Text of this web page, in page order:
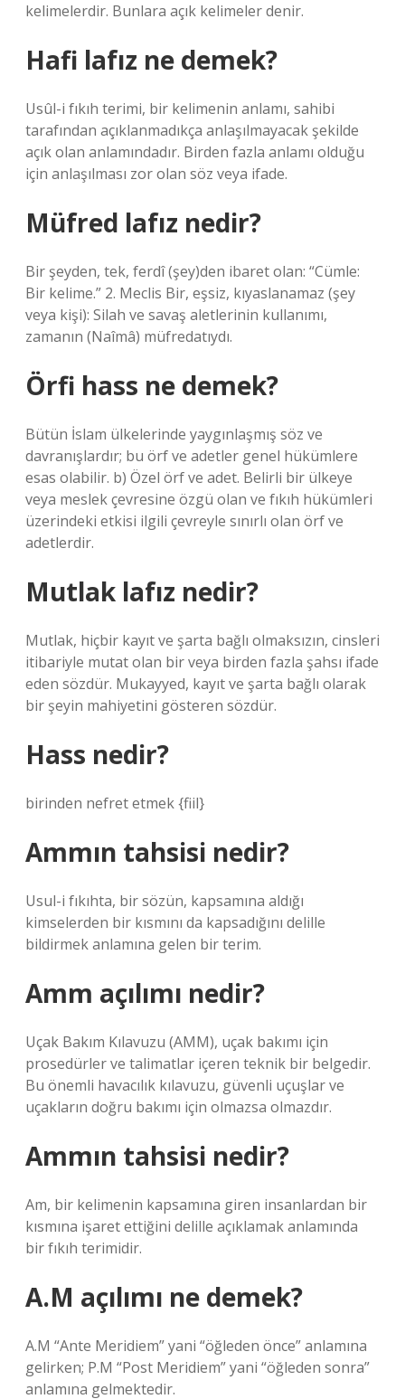
kelimelerdir. Bunlara açık kelimeler denir.
Hafi lafız ne demek?
Usûl-i fıkıh terimi, bir kelimenin anlamı, sahibi
tarafından açıklanmadıkça anlaşılmayacak şekilde
açık olan anlamındadır. Birden fazla anlamı olduğu
için anlaşılması zor olan söz veya ifade.
Müfred lafız nedir?
Bir şeyden, tek, ferdî (şey)den ibaret olan: “Cümle:
Bir kelime.” 2. Meclis Bir, eşsiz, kıyaslanamaz (şey
veya kişi): Silah ve savaş aletlerinin kullanımı,
zamanın (Naîmâ) müfredatıydı.
Örfi hass ne demek?
Bütün İslam ülkelerinde yaygınlaşmış söz ve
davranışlardır; bu örf ve adetler genel hükümlere
esas olabilir. b) Özel örf ve adet. Belirli bir ülkeye
veya meslek çevresine özgü olan ve fıkıh hükümleri
üzerindeki etkisi ilgili çevreyle sınırlı olan örf ve
adetlerdir.
Mutlak lafız nedir?
Mutlak, hiçbir kayıt ve şarta bağlı olmaksızın, cinsleri
itibariyle mutat olan bir veya birden fazla şahsı ifade
eden sözdür. Mukayyed, kayıt ve şarta bağlı olarak
bir şeyin mahiyetini gösteren sözdür.
Hass nedir?
birinden nefret etmek {fiil}
Ammın tahsisi nedir?
Usul-i fıkıhta, bir sözün, kapsamına aldığı
kimselerden bir kısmını da kapsadığını delille
bildirmek anlamına gelen bir terim.
Amm açılımı nedir?
Uçak Bakım Kılavuzu (AMM), uçak bakımı için
prosedürler ve talimatlar içeren teknik bir belgedir.
Bu önemli havacılık kılavuzu, güvenli uçuşlar ve
uçakların doğru bakımı için olmazsa olmazdır.
Ammın tahsisi nedir?
Am, bir kelimenin kapsamına giren insanlardan bir
kısmına işaret ettiğini delille açıklamak anlamında
bir fıkıh terimidir.
A.M açılımı ne demek?
A.M “Ante Meridiem” yani “öğleden önce” anlamına
gelirken; P.M “Post Meridiem” yani “öğleden sonra”
anlamına gelmektedir.